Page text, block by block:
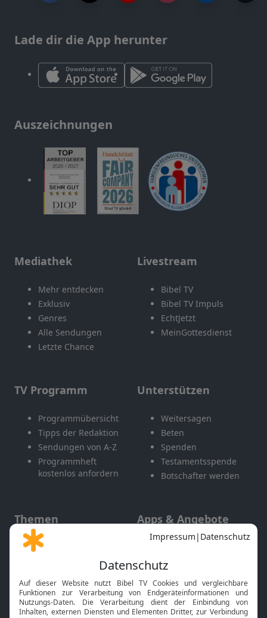
Lade dir die App herunter
Auszeichnungen
Mediathek
Mehr entdecken
Exklusiv
Genres
Alle Sendungen
Letzte Chance
Livestream
Bibel TV
Bibel TV Impuls
EchtJetzt
MeinGottesdienst
TV Programm
Programmübersicht
Tipps der Redaktion
Sendungen von A-Z
Programmheft
kostenlos anfordern
Unterstützen
Weitersagen
Beten
Spenden
Testamentsspende
Botschafter werden
Themen
Gott und Bibel erklärt
Neuigkeiten
Apps & Angebote
Mobile App
Smart TV
HbbTV